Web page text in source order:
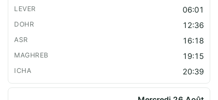
06:01
12:36
16:18
19:15
20:39